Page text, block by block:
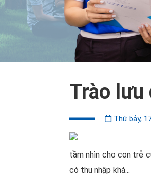
Trào lưu
Thứ bảy,
tầm nhìn cho con trẻ
có thu nhập khá...